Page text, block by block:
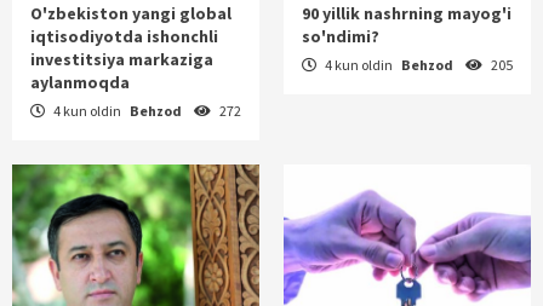
O'zbekiston yangi global
iqtisodiyotda ishonchli
investitsiya markaziga
aylanmoqda
4 kun oldin Behzod 272
90 yillik nashrning mayog'i
so'ndimi?
4 kun oldin Behzod 205